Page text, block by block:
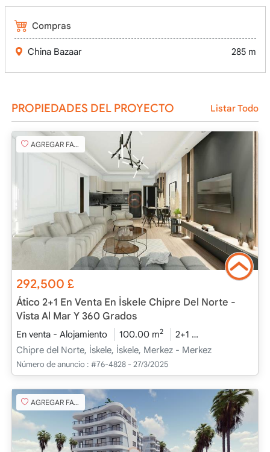
Compras
China Bazaar 285 m
PROPIEDADES DEL PROYECTO Listar Todo
AGREGAR FAVORITO
292,500£
Ático 2+1 En Venta En İskele Chipre Del Norte -
Vista Al Mar Y 360 Grados
En venta - Alojamiento 100.00 m2 2+1
Chipre del Norte, İskele, İskele, Merkez - Merkez
Número de anuncio : #76-4828 - 27/3/2025
AGREGAR FAVORITO